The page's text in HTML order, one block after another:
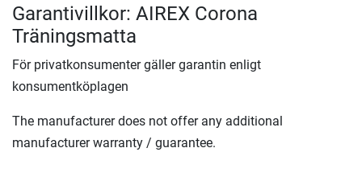
Garantivillkor: AIREX Corona
Träningsmatta
För privatkonsumenter gäller garantin enligt
konsumentköplagen
The manufacturer does not offer any additional
manufacturer warranty / guarantee.